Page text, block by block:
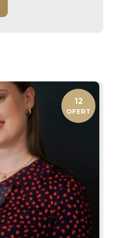
12
OFERT